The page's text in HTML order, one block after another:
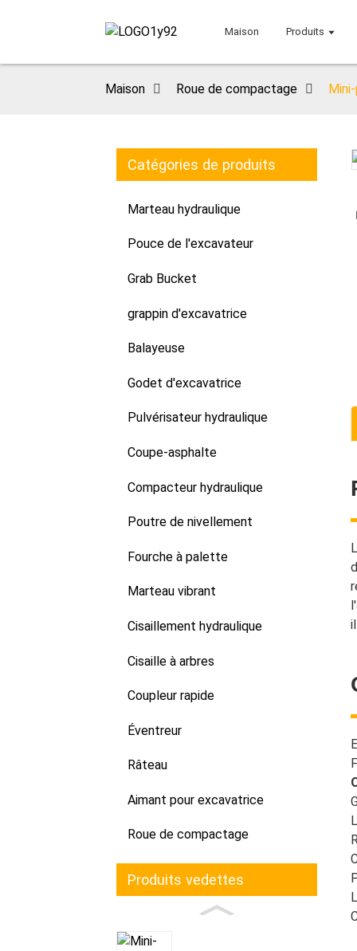
Maison Produits
Maison Roue de compactage
Catégories de produits
Marteau hydraulique
Pouce de l'excavateur
Grab Bucket
grappin d'excavatrice
Balayeuse
Godet d'excavatrice
Pulvérisateur hydraulique
Coupe-asphalte
Compacteur hydraulique
Poutre de nivellement
Fourche à palette
Marteau vibrant
Cisaillement hydraulique
Cisaille à arbres
Coupleur rapide
Éventreur
Râteau
Aimant pour excavatrice
Roue de compactage
Produits vedettes
Loading...
Loading...